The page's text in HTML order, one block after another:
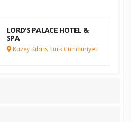
LORD'S PALACE HOTEL &
SPA
Kuzey Kıbrıs Türk Cumhuriyeti